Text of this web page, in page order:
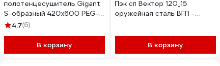
полотенцесушитель Gigant
S-образный 420x600 PEG-
08-00
4.7(6)
В корзину
Пэк сп Вектор 120_15
оружейная сталь ВГП -
В корзину